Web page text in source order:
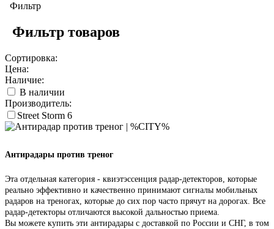
Фильтр
Фильтр товаров
Сортировка:
Цена:
Наличие:
В наличии
Производитель:
Street Storm 6
Антирадары против треног
Эта отдельная категория - квиэтэссенция радар-детекторов, которые
реально эффективно и качественно принимают сигналы мобильных
радаров на треногах, которые до сих пор часто прячут на дорогах. Все
радар-детекторы отличаются высокой дальностью приема.
Вы можете купить эти антирадары с доставкой по России и СНГ, в том